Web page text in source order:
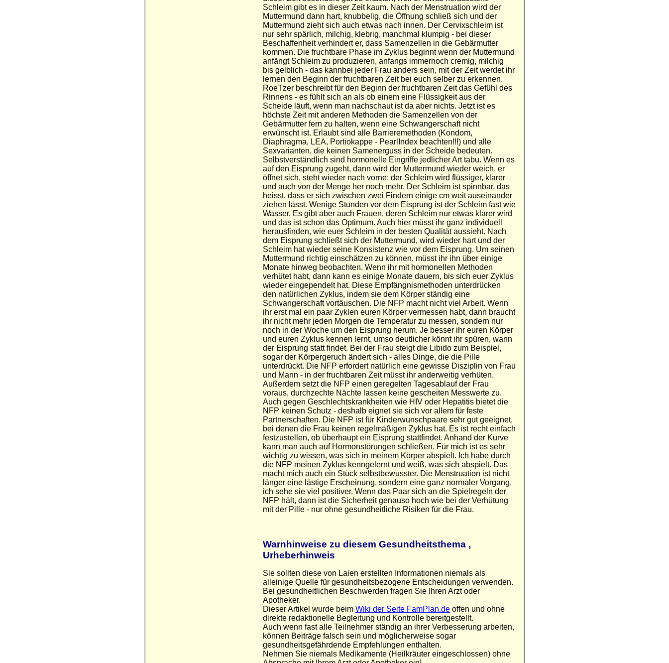
Schleim gibt es in dieser Zeit kaum. Nach der Menstruation wird der
Muttermund dann hart, knubbelig, die Öffnung schließ sich und der
Muttermund zieht sich auch etwas nach innen. Der Cervixschleim ist
nur sehr spärlich, milchig, klebrig, manchmal klumpig - bei dieser
Beschaffenheit verhindert er, dass Samenzellen in die Gebärmutter
kommen. Die fruchtbare Phase im Zyklus beginnt wenn der Muttermund
anfängt Schleim zu produzieren, anfangs immernoch cremig, milchig
bis gelblich - das kannbei jeder Frau anders sein, mit der Zeit werdet ihr
lernen den Beginn der fruchtbaren Zeit bei euch selber zu erkennen.
RoeTzer beschreibt für den Beginn der fruchtbaren Zeit das Gefühl des
Rinnens - es fühlt sich an als ob einem eine Flüssigkeit aus der
Scheide läuft, wenn man nachschaut ist da aber nichts. Jetzt ist es
höchste Zeit mit anderen Methoden die Samenzellen von der
Gebärmutter fern zu halten, wenn eine Schwangerschaft nicht
erwünscht ist. Erlaubt sind alle Barrieremethoden (Kondom,
Diaphragma, LEA, Portiokappe - PearlIndex beachten!!!) und alle
Sexvarianten, die keinen Samenerguss in der Scheide bedeuten.
Selbstverständlich sind hormonelle Eingriffe jedlicher Art tabu. Wenn es
auf den Eisprung zugeht, dann wird der Muttermund wieder weich, er
öffnet sich, steht wieder nach vorne; der Schleim wird flüssiger, klarer
und auch von der Menge her noch mehr. Der Schleim ist spinnbar, das
heisst, dass er sich zwischen zwei Findern einige cm weit auseinander
ziehen lässt. Wenige Stunden vor dem Eisprung ist der Schleim fast wie
Wasser. Es gibt aber auch Frauen, deren Schleim nur etwas klarer wird
und das ist schon das Optimum. Auch hier müsst ihr ganz individuell
herausfinden, wie euer Schleim in der besten Qualität aussieht. Nach
dem Eisprung schließt sich der Muttermund, wird wieder hart und der
Schleim hat wieder seine Konsistenz wie vor dem Eisprung. Um seinen
Muttermund richtig einschätzen zu können, müsst ihr ihn über einige
Monate hinweg beobachten. Wenn ihr mit hormonellen Methoden
verhütet habt, dann kann es einige Monate dauern, bis sich euer Zyklus
wieder eingependelt hat. Diese Empfängnismethoden unterdrücken
den natürlichen Zyklus, indem sie dem Körper ständig eine
Schwangerschaft vortäuschen. Die NFP macht nicht viel Arbeit. Wenn
ihr erst mal ein paar Zyklen euren Körper vermessen habt, dann braucht
ihr nicht mehr jeden Morgen die Temperatur zu messen, sondern nur
noch in der Woche um den Eisprung herum. Je besser ihr euren Körper
und euren Zyklus kennen lernt, umso deutlicher könnt ihr spüren, wann
der Eisprung statt findet. Bei der Frau steigt die Libido zum Beispiel,
sogar der Körpergeruch ändert sich - alles Dinge, die die Pille
unterdrückt. Die NFP erfordert natürlich eine gewisse Disziplin von Frau
und Mann - in der fruchtbaren Zeit müsst ihr anderweitig verhüten.
Außerdem setzt die NFP einen geregelten Tagesablauf der Frau
voraus, durchzechte Nächte lassen keine gescheiten Messwerte zu.
Auch gegen Geschlechtskrankheiten wie HIV oder Hepatitis bietet die
NFP keinen Schutz - deshalb eignet sie sich vor allem für feste
Partnerschaften. Die NFP ist für Kinderwunschpaare sehr gut geeignet,
bei denen die Frau keinen regelmäßigen Zyklus hat. Es ist recht einfach
festzustellen, ob überhaupt ein Eisprung stattfindet. Anhand der Kurve
kann man auch auf Hormonstörungen schließen. Für mich ist es sehr
wichtig zu wissen, was sich in meinem Körper abspielt. Ich habe durch
die NFP meinen Zyklus kenngelernt und weiß, was sich abspielt. Das
macht mich auch ein Stück selbstbewusster. Die Menstruation ist nicht
länger eine lästige Erscheinung, sondern eine ganz normaler Vorgang,
ich sehe sie viel positiver. Wenn das Paar sich an die Spielregeln der
NFP hält, dann ist die Sicherheit genauso hoch wie bei der Verhütung
mit der Pille - nur ohne gesundheitliche Risiken für die Frau.
Warnhinweise zu diesem Gesundheitsthema ,
Urheberhinweis
Sie sollten diese von Laien erstellten Informationen niemals als
alleinige Quelle für gesundheitsbezogene Entscheidungen verwenden.
Bei gesundheitlichen Beschwerden fragen Sie Ihren Arzt oder
Apotheker.
Dieser Artikel wurde beim Wiki der Seite FamPlan.de offen und ohne
direkte redaktionelle Begleitung und Kontrolle bereitgestellt.
Auch wenn fast alle Teilnehmer ständig an ihrer Verbesserung arbeiten,
können Beiträge falsch sein und möglicherweise sogar
gesundheitsgefährdende Empfehlungen enthalten.
Nehmen Sie niemals Medikamente (Heilkräuter eingeschlossen) ohne